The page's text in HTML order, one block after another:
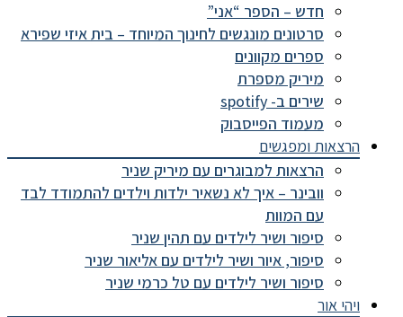
חדש – הספר “אני”
סרטונים מונגשים לחינוך המיוחד – בית איזי שפירא
ספרים מקוונים
מיריק מספרת
שירים ב- spotify
מעמוד הפייסבוק
הרצאות ומפגשים
הרצאות למבוגרים עם מיריק שניר
וובינר – איך לא נשאיר ילדות וילדים להתמודד לבד
עם המוות
סיפור ושיר לילדים עם תהין שניר
סיפור, איור ושיר לילדים עם אליאור שניר
סיפור ושיר לילדים עם טל כרמי שניר
ויהי אור